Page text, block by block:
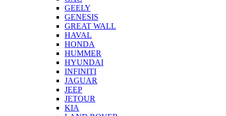
GEELY
GENESIS
GREAT WALL
HAVAL
HONDA
HUMMER
HYUNDAI
INFINITI
JAGUAR
JEEP
JETOUR
KIA